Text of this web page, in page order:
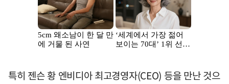
특히 젠슨 황 엔비디아 최고경영자(CEO) 등을 만난 것으